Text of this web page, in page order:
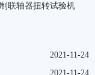
联轴器扭转试验机
2021-11-24
2021-11-24